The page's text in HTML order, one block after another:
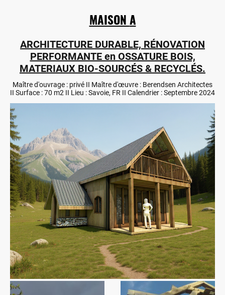
MAISON A
ARCHITECTURE DURABLE, RÉNOVATION
PERFORMANTE en OSSATURE BOIS,
MATERIAUX BIO-SOURCÉS & RECYCLÉS.
Maître d'ouvrage : privé II Maître d'œuvre : Berendsen Architectes
II Surface : 70 m2 II Lieu : Savoie, FR II Calendrier : Septembre 2024